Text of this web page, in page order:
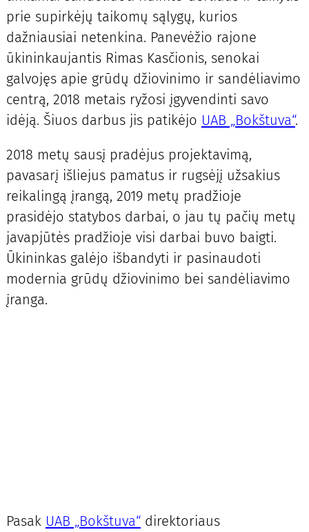
prie supirkėjų taikomų sąlygų, kurios
dažniausiai netenkina. Panevėžio rajone
ūkininkaujantis Rimas Kasčionis, senokai
galvojęs apie grūdų džiovinimo ir sandėliavimo
centrą, 2018 metais ryžosi įgyvendinti savo
idėją. Šiuos darbus jis patikėjo UAB „Bokštuva“.
2018 metų sausį pradėjus projektavimą,
pavasarį išliejus pamatus ir rugsėjį užsakius
reikalingą įrangą, 2019 metų pradžioje
prasidėjo statybos darbai, o jau tų pačių metų
javapjūtės pradžioje visi darbai buvo baigti.
Ūkininkas galėjo išbandyti ir pasinaudoti
modernia grūdų džiovinimo bei sandėliavimo
įranga.
Pasak UAB „Bokštuva“direktoriaus